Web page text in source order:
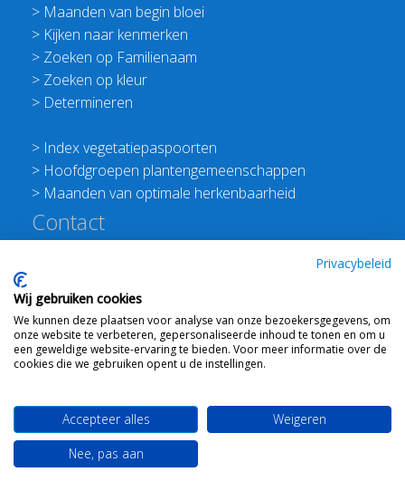
> Maanden van begin bloei
> Kijken naar kenmerken
> Zoeken op Familienaam
> Zoeken op kleur
> Determineren
> Index vegetatiepaspoorten
> Hoofdgroepen plantengemeenschappen
> Maanden van optimale herkenbaarheid
Contact
E:info@floravannederland.nl
Plein 1992 70F 6221JP Maastricht
T: 06 41237586
KVK: 76114821 btw: NL860512289B01
WebdesignTon Haexvoor © 2008 - 2026 Flora van
Nederland-Mail ons
Privacybeleid
Wij gebruiken cookies
We kunnen deze plaatsen voor analyse van onze bezoekersgegevens, om
onze website te verbeteren, gepersonaliseerde inhoud te tonen en om u
een geweldige website-ervaring te bieden. Voor meer informatie over de
cookies die we gebruiken opent u de instellingen.
Accepteer alles
Weigeren
Nee, pas aan